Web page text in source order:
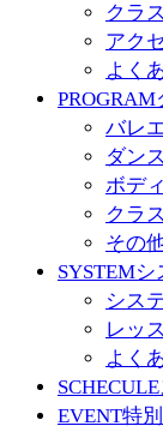
クラ
アク
よく
PROGRAM
バレ
ダンス
ボデ
クラ
その
SYSTEMシ
シス
レッ
よく
SCHECULE
EVENT特